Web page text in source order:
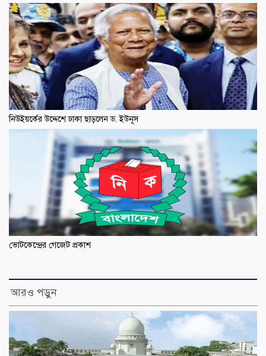
নিউইয়র্কের উদ্দেশে ঢাকা ছাড়লেন ড. ইউনূস
ভোটকেন্দ্রের গেজেট প্রকাশ
আরও পড়ুন